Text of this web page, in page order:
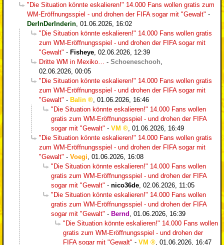
"Die Situation könnte eskalieren!" 14.000 Fans wollen gratis zum
WM-Eröffnungsspiel - und drohen der FIFA sogar mit "Gewalt" -
DerInDerInderin 01.06.2026, 16:02
"Die Situation könnte eskalieren!" 14.000 Fans wollen gratis
zum WM-Eröffnungsspiel - und drohen der FIFA sogar mit
"Gewalt" - Fisheye 02.06.2026, 12:39
Dritte WM in Mexiko…
- Schoeneschooh
02.06.2026, 00:05
"Die Situation könnte eskalieren!" 14.000 Fans wollen gratis
zum WM-Eröffnungsspiel - und drohen der FIFA sogar mit
"Gewalt" - Balin
01.06.2026, 16:46
"Die Situation könnte eskalieren!" 14.000 Fans wollen
gratis zum WM-Eröffnungsspiel - und drohen der FIFA
sogar mit "Gewalt" - VM
01.06.2026, 16:49
"Die Situation könnte eskalieren!" 14.000 Fans wollen gratis
zum WM-Eröffnungsspiel - und drohen der FIFA sogar mit
"Gewalt" - Voegi 01.06.2026, 16:08
"Die Situation könnte eskalieren!" 14.000 Fans wollen
gratis zum WM-Eröffnungsspiel - und drohen der FIFA
sogar mit "Gewalt" - nico36de 02.06.2026, 11:05
"Die Situation könnte eskalieren!" 14.000 Fans wollen
gratis zum WM-Eröffnungsspiel - und drohen der FIFA
sogar mit "Gewalt" - Bernd 01.06.2026, 16:39
"Die Situation könnte eskalieren!" 14.000 Fans wollen
gratis zum WM-Eröffnungsspiel - und drohen der
FIFA sogar mit "Gewalt" - VM
01.06.2026, 16:47